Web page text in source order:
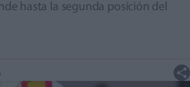
hasta la segunda posición del